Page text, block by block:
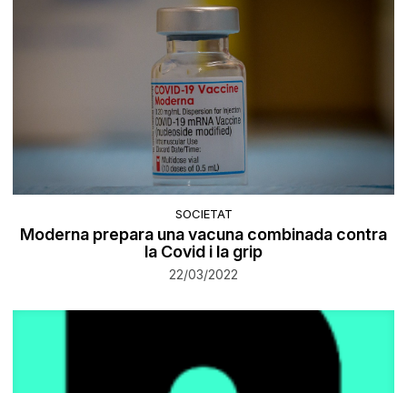
SOCIETAT
Moderna prepara una vacuna combinada contra
la Covid i la grip
22/03/2022